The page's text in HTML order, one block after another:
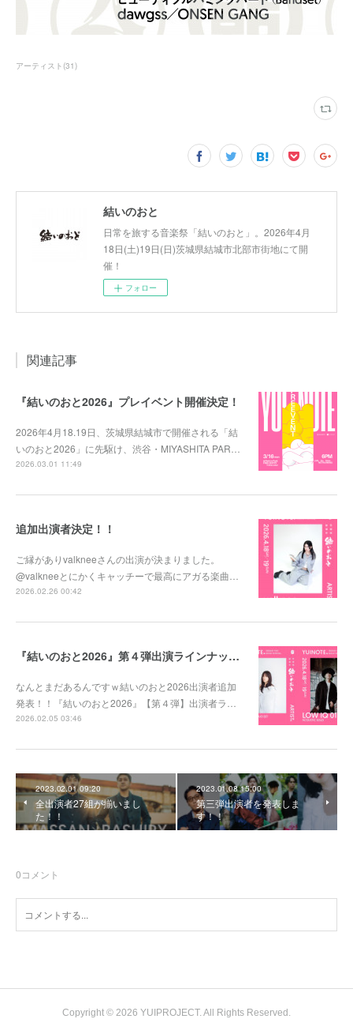
アーティスト (31)
結いのおと
日常を旅する音楽祭「結いのおと」。2026年4月
18日(土)19日(日)茨城県結城市北部市街地にて開
催！
フォロー
関連記事
『結いのおと2026』プレイベント開催決定！
2026年4月18.19日、茨城県結城市で開催される「結
いのおと2026」に先駆け、渋谷・MIYASHITA PAR…
2026.03.01 11:49
追加出演者決定！！
ご縁がありvalkneeさんの出演が決まりました。
@valkneeとにかくキャッチーで最高にアガる楽曲…
2026.02.26 00:42
『結いのおと2026』第４弾出演ラインナップ発表！！
なんとまだあるんですｗ結いのおと2026出演者追加
発表！！『結いのおと2026』【第４弾】出演者ラ…
2026.02.05 03:46
2023.02.01 09:20
全出演者27組が揃いまし
た！！
2023.01.08 15:00
第三弾出演者を発表しま
す！！
0コメント
Copyright © 2026 YUIPROJECT. All Rights Reserved.